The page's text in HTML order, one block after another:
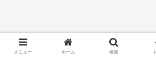
メニュー ホーム 検索